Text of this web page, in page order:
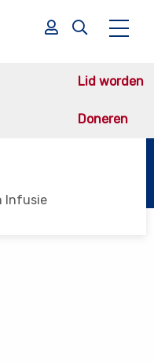
Lid worden
Doneren
Infusie